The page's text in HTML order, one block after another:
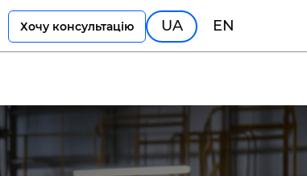
Хочу консультацію UA EN